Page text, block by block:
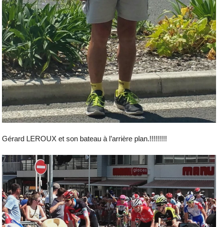
Gérard LEROUX et son bateau à l’arrière plan.!!!!!!!!!